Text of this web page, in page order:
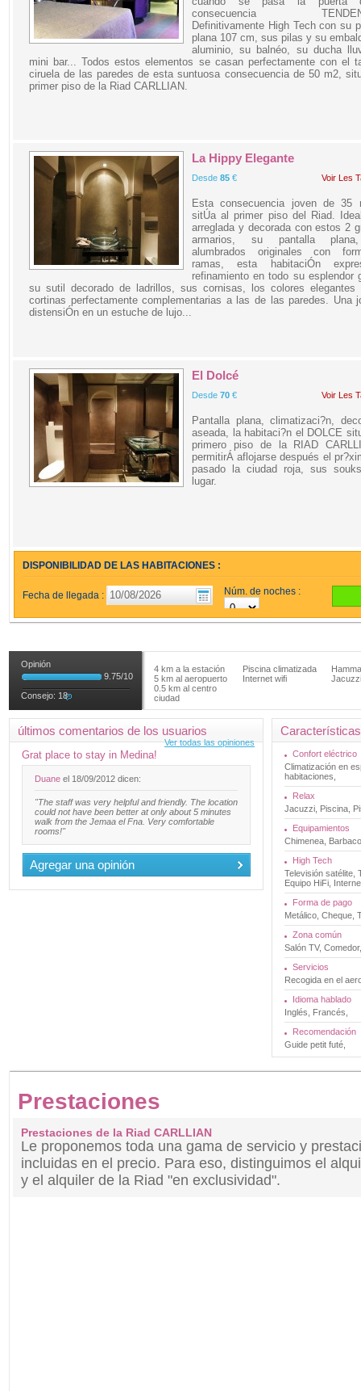
consecuencia
Definitivamente High Tech con su
plana 107 cm, sus pilas y su
aluminio, su balnéo, su ducha
mini bar... Todos estos elementos se casan perfectamente con el
ciruela de las paredes de esta suntuosa consecuencia de 50 m2,
primer piso de la Riad CARLLIAN.
La Hippy Elegante
Desde 85 € Voir Les
Esta consecuencia joven de 35
sitÚa al primer piso del Riad.
arreglada y decorada con estos 2
armarios, su pantalla
alumbrados originales con
ramas, esta habitaciÓn
refinamiento en todo su esplendor
su sutil decorado de ladrillos, sus cornisas, los colores elegantes
cortinas perfectamente complementarias a las de las paredes. Una
distensiÓn en un estuche de lujo...
El Dolcé
Desde 70 € Voir Les
Pantalla plana, climatizaci?n,
aseada, la habitaci?n el DOLCE
primero piso de la RIAD
permitirÁ aflojarse después el
pasado la ciudad roja, sus
lugar.
DISPONIBILIDAD DE LAS HABITACIONES :
Fecha de llegada : Núm. de noches :
Opinión
9.75/10
Consejo: 18
4 km a la estación
5 km al aeropuerto
0.5 km al centro
ciudad
Piscina climatizada
Internet wifi
Jacuzzi
Características
Confort eléctrico
Climatización en
habitaciones,
Relax
Jacuzzi, Piscina,
Equipamientos
Chimenea,
High Tech
Televisión satélite,
Equipo HiFi,
Forma de pago
Metálico, Cheque,
Zona común
Salón TV,
Servicios
Recogida en el
Idioma hablado
Inglés, Francés,
Recomendación
Guide petit futé,
últimos comentarios de los usuarios
Ver todas las opiniones
Grat place to stay in Medina!
Duane el 18/09/2012 dicen:
"The staff was very helpful and friendly. The location
could not have been better at only about 5 minutes
walk from the Jemaa el Fna. Very comfortable
rooms!"
Agregar una opinión
Prestaciones
Prestaciones de la Riad CARLLIAN
Le proponemos toda una gama de servicio y
incluidas en el precio. Para eso, distinguimos el
y el alquiler de la Riad "en exclusividad".